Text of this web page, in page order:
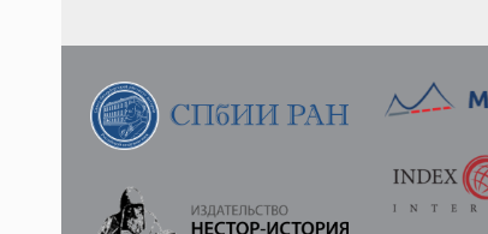
ЭВОЛЮЦИИ
САМОСОЗНАНИЯ
РУССКОГО